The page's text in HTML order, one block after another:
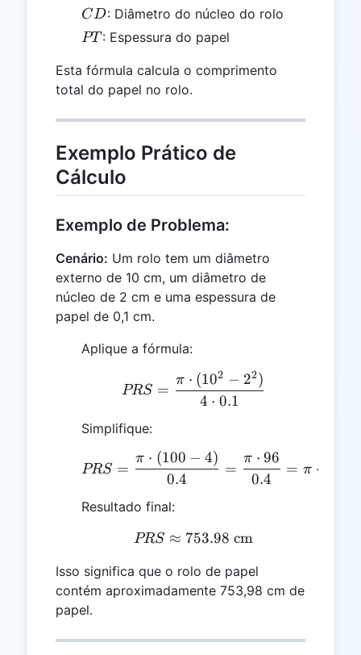
CD
CD: Diâmetro do núcleo do rolo
PT
PT : Espessura do papel
Esta fórmula calcula o comprimento
total do papel no rolo.
Exemplo Prático de
Cálculo
Exemplo de Problema:
Cenário: Um rolo tem um diâmetro
externo de 10 cm, um diâmetro de
núcleo de 2 cm e uma espessura de
papel de 0,1 cm.
Aplique a fórmula:
PRS = \frac{\pi \cdot
PRS =
4 ⋅ 0.1
π ⋅ (102 − 22)
Simplifique:
PRS = \frac{\pi \cdot
PRS =
0.4
π ⋅ (100 − 4)
=
0.4
π ⋅ 96
= π ⋅
Resultado final:
PRS \approx 753.98
PRS ≈ 753.98 cm
Isso significa que o rolo de papel
contém aproximadamente 753,98 cm de
papel.